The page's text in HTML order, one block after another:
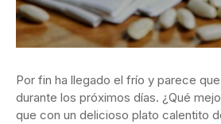
Por fin ha llegado el frío y parece
durante los próximos días. ¿Qué
que con un delicioso plato calentito